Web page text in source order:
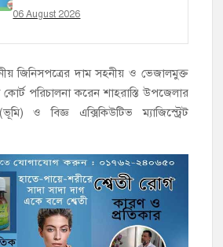
06 August 2026
জিনিসপত্রের দাম সহনীয় ও ভেজালমুক্ত
পরিচালনা করেন শাহরাস্তি উপজেলার
ও বিজ্ঞ এক্সিকিউটিভ ম্যাজিস্ট্রেট